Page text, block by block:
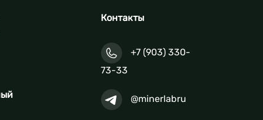
Контакты
+7 (903) 330-
73-33
@minerlabru